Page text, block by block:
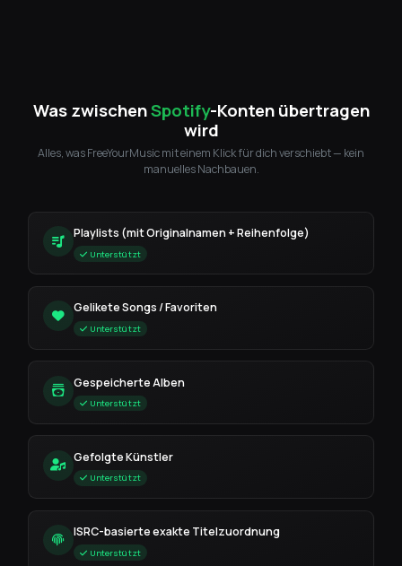
Was zwischenSpotify-Konten übertragen
wird
Alles, was FreeYourMusic mit einem Klick für dich verschiebt — kein
manuelles Nachbauen.
Playlists (mit Originalnamen + Reihenfolge)
Unterstützt
Gelikete Songs / Favoriten
Unterstützt
Gespeicherte Alben
Unterstützt
Gefolgte Künstler
Unterstützt
ISRC-basierte exakte Titelzuordnung
Unterstützt